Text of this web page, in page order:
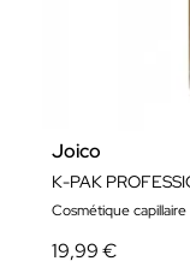
Joico
Cosmétique capillaire
19,99 €